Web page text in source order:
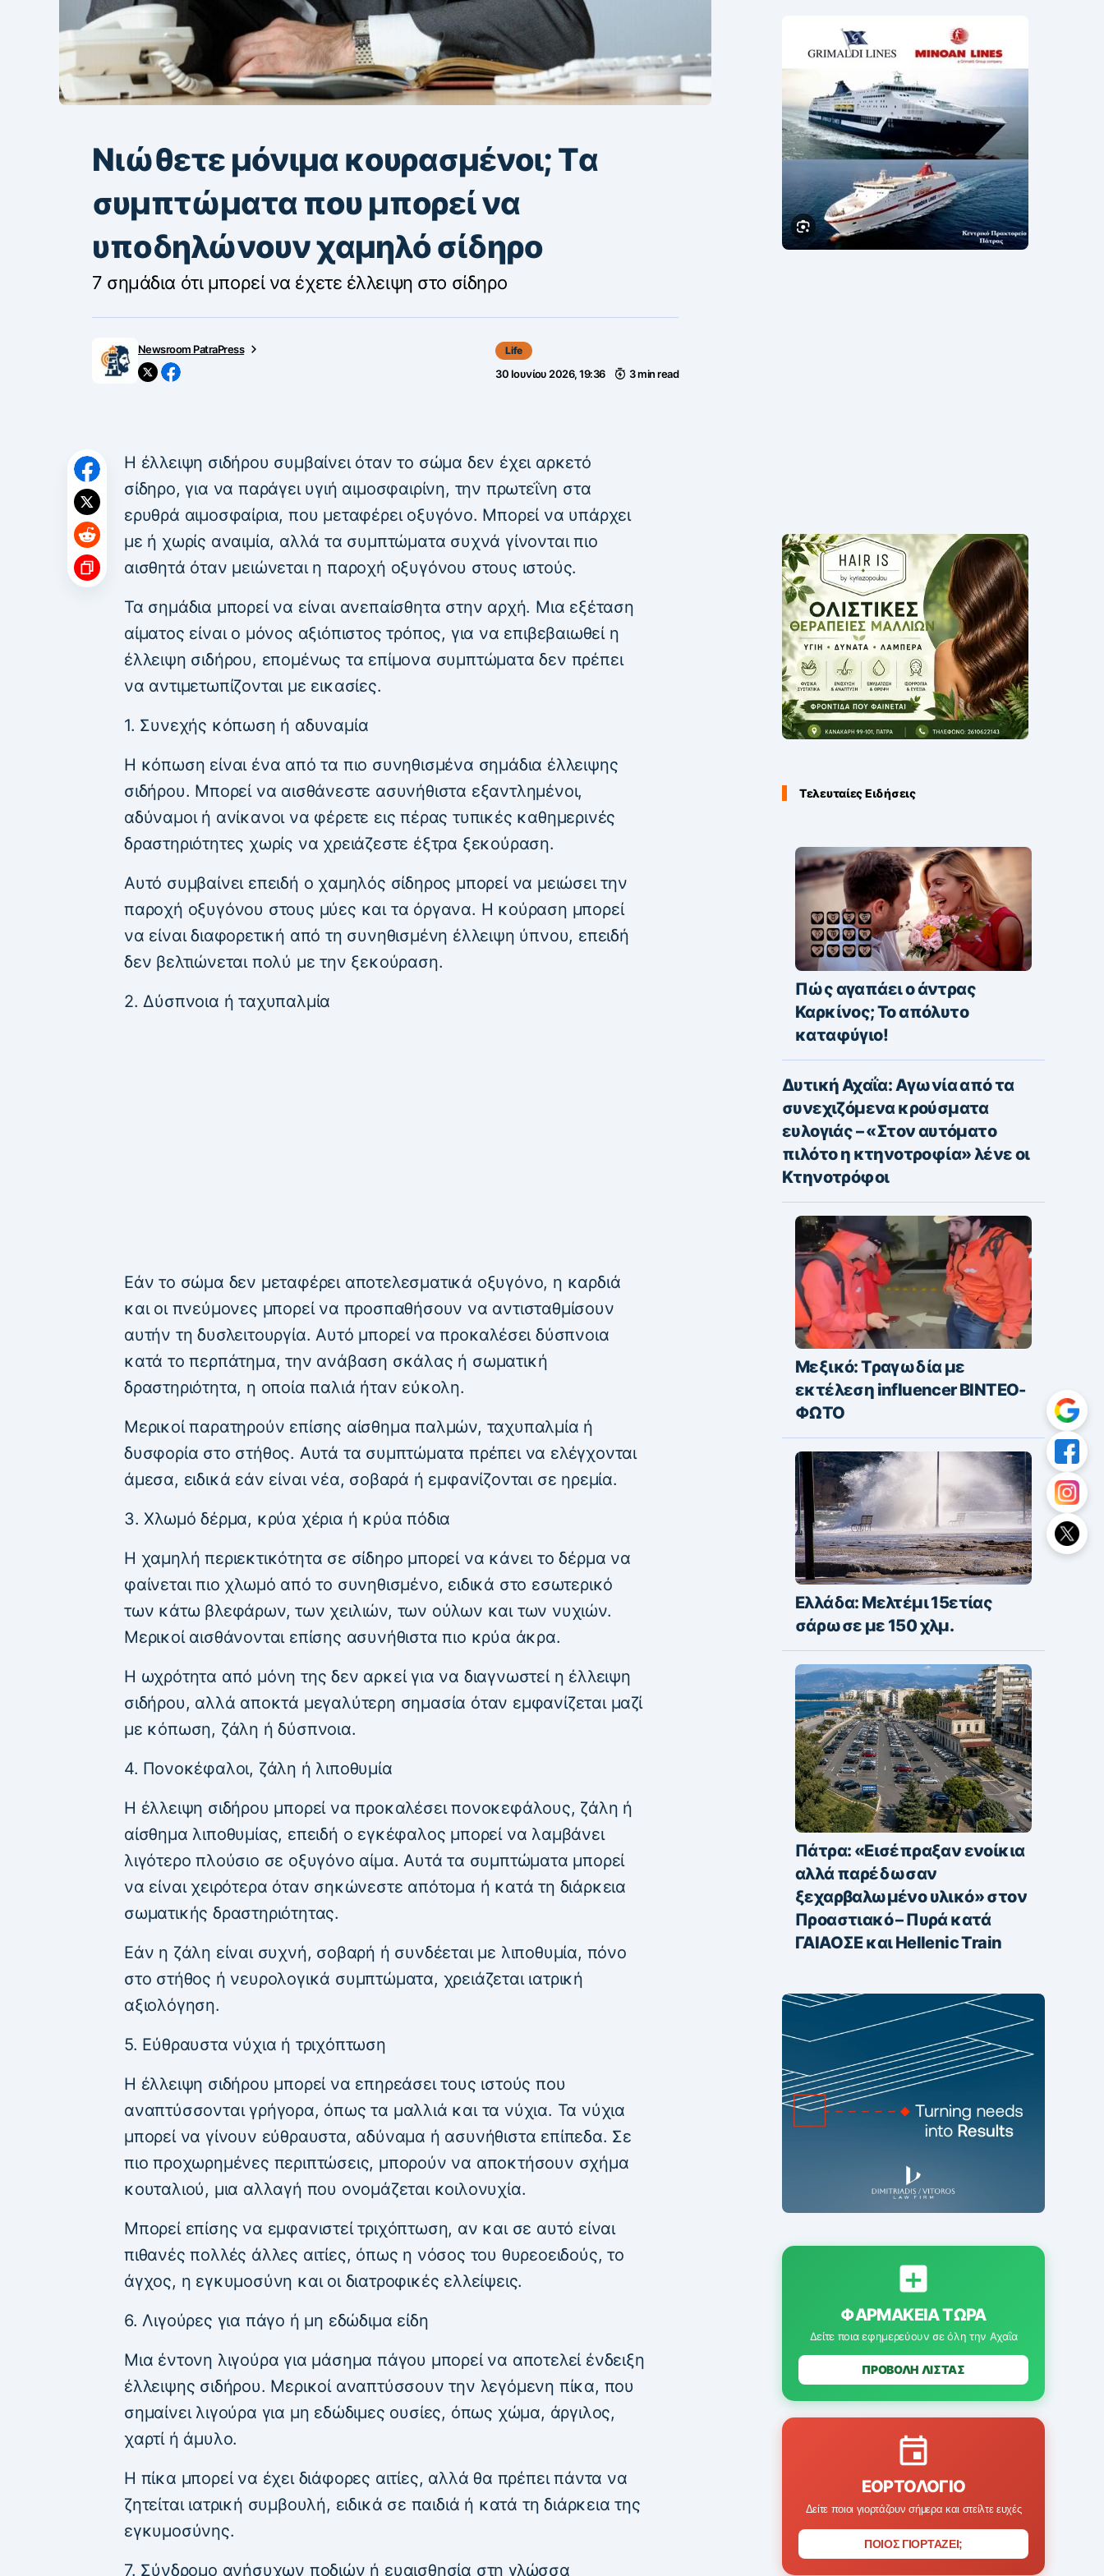
Νιώθετε μόνιμα κουρασμένοι; Tα
συμπτώματα που μπορεί να
υποδηλώνουν χαμηλό σίδηρο
7 σημάδια ότι μπορεί να έχετε έλλειψη στο σίδηρο
Newsroom PatraPress Life
30 Ιουνίου 2026, 19:36 3 min read
Η έλλειψη σιδήρου συμβαίνει όταν το σώμα δεν έχει αρκετό
σίδηρο, για να παράγει υγιή αιμοσφαιρίνη, την πρωτεΐνη στα
ερυθρά αιμοσφαίρια, που μεταφέρει οξυγόνο. Μπορεί να υπάρχει
με ή χωρίς αναιμία, αλλά τα συμπτώματα συχνά γίνονται πιο
αισθητά όταν μειώνεται η παροχή οξυγόνου στους ιστούς.
Τα σημάδια μπορεί να είναι ανεπαίσθητα στην αρχή. Μια εξέταση
αίματος είναι ο μόνος αξιόπιστος τρόπος, για να επιβεβαιωθεί η
έλλειψη σιδήρου, επομένως τα επίμονα συμπτώματα δεν πρέπει
να αντιμετωπίζονται με εικασίες.
1. Συνεχής κόπωση ή αδυναμία
Η κόπωση είναι ένα από τα πιο συνηθισμένα σημάδια έλλειψης
σιδήρου. Μπορεί να αισθάνεστε ασυνήθιστα εξαντλημένοι,
αδύναμοι ή ανίκανοι να φέρετε εις πέρας τυπικές καθημερινές
δραστηριότητες χωρίς να χρειάζεστε έξτρα ξεκούραση.
Αυτό συμβαίνει επειδή ο χαμηλός σίδηρος μπορεί να μειώσει την
παροχή οξυγόνου στους μύες και τα όργανα. Η κούραση μπορεί
να είναι διαφορετική από τη συνηθισμένη έλλειψη ύπνου, επειδή
δεν βελτιώνεται πολύ με την ξεκούραση.
2. Δύσπνοια ή ταχυπαλμία
Εάν το σώμα δεν μεταφέρει αποτελεσματικά οξυγόνο, η καρδιά
και οι πνεύμονες μπορεί να προσπαθήσουν να αντισταθμίσουν
αυτήν τη δυσλειτουργία. Αυτό μπορεί να προκαλέσει δύσπνοια
κατά το περπάτημα, την ανάβαση σκάλας ή σωματική
δραστηριότητα, η οποία παλιά ήταν εύκολη.
Μερικοί παρατηρούν επίσης αίσθημα παλμών, ταχυπαλμία ή
δυσφορία στο στήθος. Αυτά τα συμπτώματα πρέπει να ελέγχονται
άμεσα, ειδικά εάν είναι νέα, σοβαρά ή εμφανίζονται σε ηρεμία.
3. Χλωμό δέρμα, κρύα χέρια ή κρύα πόδια
Η χαμηλή περιεκτικότητα σε σίδηρο μπορεί να κάνει το δέρμα να
φαίνεται πιο χλωμό από το συνηθισμένο, ειδικά στο εσωτερικό
των κάτω βλεφάρων, των χειλιών, των ούλων και των νυχιών.
Μερικοί αισθάνονται επίσης ασυνήθιστα πιο κρύα άκρα.
Η ωχρότητα από μόνη της δεν αρκεί για να διαγνωστεί η έλλειψη
σιδήρου, αλλά αποκτά μεγαλύτερη σημασία όταν εμφανίζεται μαζί
με κόπωση, ζάλη ή δύσπνοια.
4. Πονοκέφαλοι, ζάλη ή λιποθυμία
Η έλλειψη σιδήρου μπορεί να προκαλέσει πονοκεφάλους, ζάλη ή
αίσθημα λιποθυμίας, επειδή ο εγκέφαλος μπορεί να λαμβάνει
λιγότερο πλούσιο σε οξυγόνο αίμα. Αυτά τα συμπτώματα μπορεί
να είναι χειρότερα όταν σηκώνεστε απότομα ή κατά τη διάρκεια
σωματικής δραστηριότητας.
Εάν η ζάλη είναι συχνή, σοβαρή ή συνδέεται με λιποθυμία, πόνο
στο στήθος ή νευρολογικά συμπτώματα, χρειάζεται ιατρική
αξιολόγηση.
5. Εύθραυστα νύχια ή τριχόπτωση
Η έλλειψη σιδήρου μπορεί να επηρεάσει τους ιστούς που
αναπτύσσονται γρήγορα, όπως τα μαλλιά και τα νύχια. Τα νύχια
μπορεί να γίνουν εύθραυστα, αδύναμα ή ασυνήθιστα επίπεδα. Σε
πιο προχωρημένες περιπτώσεις, μπορούν να αποκτήσουν σχήμα
κουταλιού, μια αλλαγή που ονομάζεται κοιλονυχία.
Μπορεί επίσης να εμφανιστεί τριχόπτωση, αν και σε αυτό είναι
πιθανές πολλές άλλες αιτίες, όπως η νόσος του θυρεοειδούς, το
άγχος, η εγκυμοσύνη και οι διατροφικές ελλείψεις.
6. Λιγούρες για πάγο ή μη εδώδιμα είδη
Μια έντονη λιγούρα για μάσημα πάγου μπορεί να αποτελεί ένδειξη
έλλειψης σιδήρου. Μερικοί αναπτύσσουν την λεγόμενη πίκα, που
σημαίνει λιγούρα για μη εδώδιμες ουσίες, όπως χώμα, άργιλος,
χαρτί ή άμυλο.
Η πίκα μπορεί να έχει διάφορες αιτίες, αλλά θα πρέπει πάντα να
ζητείται ιατρική συμβουλή, ειδικά σε παιδιά ή κατά τη διάρκεια της
εγκυμοσύνης.
7. Σύνδρομο ανήσυχων ποδιών ή ευαισθησία στη γλώσσα
Τελευταίες Ειδήσεις
Πώς αγαπάει ο άντρας
Καρκίνος; Το απόλυτο
καταφύγιο!
Δυτική Αχαΐα: Αγωνία από τα
συνεχιζόμενα κρούσματα
ευλογιάς – «Στον αυτόματο
πιλότο η κτηνοτροφία» λένε οι
Κτηνοτρόφοι
Μεξικό: Τραγωδία με
εκτέλεση influencer ΒΙΝΤΕΟ-
ΦΩΤΟ
Ελλάδα: Μελτέμι 15ετίας
σάρωσε με 150 χλμ.
Πάτρα: «Εισέπραξαν ενοίκια
αλλά παρέδωσαν
ξεχαρβαλωμένο υλικό» στον
Προαστιακό – Πυρά κατά
ΓΑΙΑΟΣΕ και Hellenic Train
ΦΑΡΜΑΚΕΊΑ ΤΏΡΑ
Δείτε ποια εφημερεύουν σε όλη την Αχαΐα
ΠΡΟΒΟΛΗ ΛΙΣΤΑΣ
ΕΟΡΤΟΛΌΓΙΟ
Δείτε ποιοι γιορτάζουν σήμερα και στείλτε ευχές
ΠΟΙΟΣ ΓΙΟΡΤΑΖΕΙ;